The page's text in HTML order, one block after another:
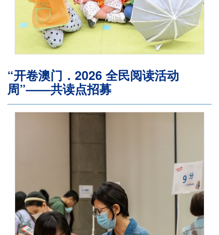
“开卷澳门．2026 全民阅读活动
周”——共读点招募